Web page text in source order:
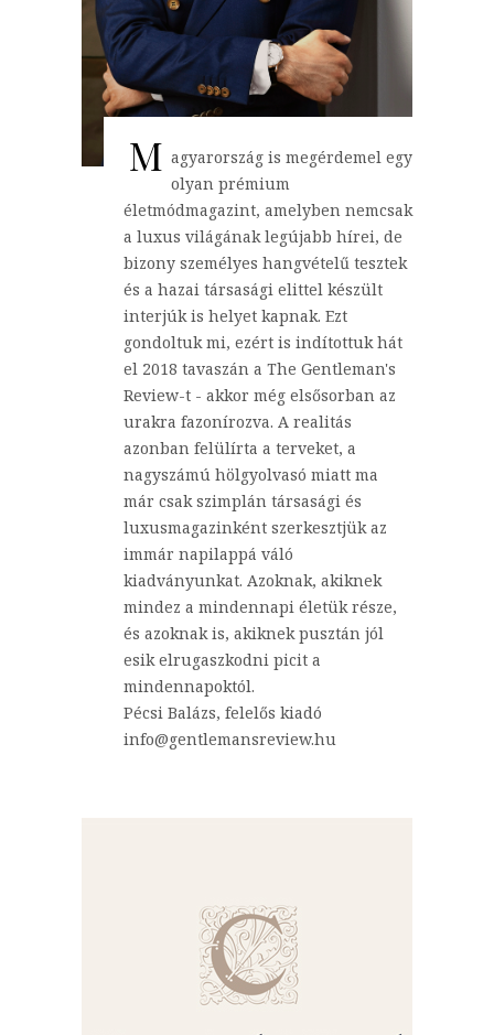
M agyarország is megérdemel egy
olyan prémium
életmódmagazint, amelyben nemcsak
a luxus világának legújabb hírei, de
bizony személyes hangvételű tesztek
és a hazai társasági elittel készült
interjúk is helyet kapnak. Ezt
gondoltuk mi, ezért is indítottuk hát
el 2018 tavaszán a The Gentleman's
Review-t - akkor még elsősorban az
urakra fazonírozva. A realitás
azonban felülírta a terveket, a
nagyszámú hölgyolvasó miatt ma
már csak szimplán társasági és
luxusmagazinként szerkesztjük az
immár napilappá váló
kiadványunkat. Azoknak, akiknek
mindez a mindennapi életük része,
és azoknak is, akiknek pusztán jól
esik elrugaszkodni picit a
mindennapoktól.
Pécsi Balázs, felelős kiadó
info@gentlemansreview.hu